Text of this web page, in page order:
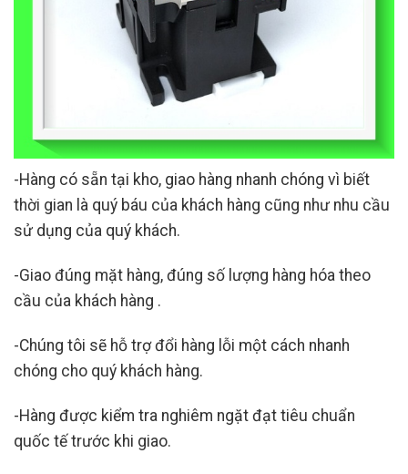
-Hàng có sẵn tại kho, giao hàng nhanh chóng vì biết
thời gian là quý báu của khách hàng cũng như nhu cầu
sử dụng của quý khách.
-Giao đúng mặt hàng, đúng số lượng hàng hóa theo
cầu của khách hàng .
-Chúng tôi sẽ hỗ trợ đổi hàng lỗi một cách nhanh
chóng cho quý khách hàng.
-Hàng được kiểm tra nghiêm ngặt đạt tiêu chuẩn
quốc tế trước khi giao.